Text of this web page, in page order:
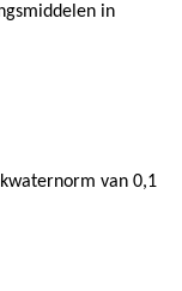
in
van 0,1